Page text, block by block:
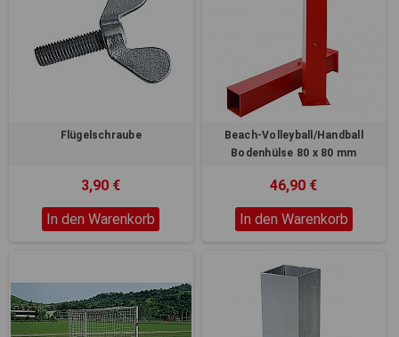
Flügelschraube
3,90 €
In den Warenkorb
Beach-Volleyball/Handball
Bodenhülse 80 x 80 mm
46,90 €
In den Warenkorb